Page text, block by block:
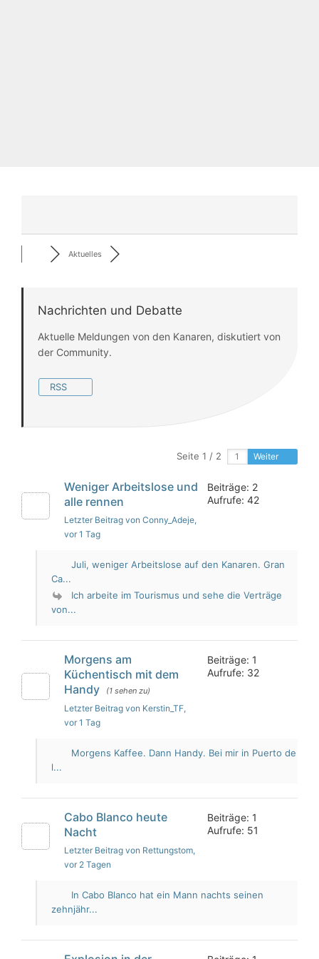
Aktuelles
Nachrichten und Debatte
Aktuelle Meldungen von den Kanaren, diskutiert von
der Community.
RSS
Seite 1 / 2 Weiter
Weniger Arbeitslose und
alle rennen
Letzter Beitrag von Conny_Adeje,
vor 1 Tag
Beiträge: 2
Aufrufe: 42
Juli, weniger Arbeitslose auf den Kanaren. Gran
Ca...
Ich arbeite im Tourismus und sehe die Verträge
von...
Morgens am
Küchentisch mit dem
Handy
(1 sehen zu)
Letzter Beitrag von Kerstin_TF,
vor 1 Tag
Beiträge: 1
Aufrufe: 32
Morgens Kaffee. Dann Handy. Bei mir in Puerto de
l...
Cabo Blanco heute
Nacht
Letzter Beitrag von Rettungstom,
vor 2 Tagen
Beiträge: 1
Aufrufe: 51
In Cabo Blanco hat ein Mann nachts seinen
zehnjähr...